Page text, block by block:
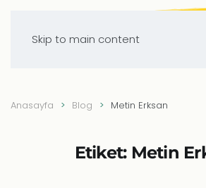
Skip to main content
Anasayfa Blog Metin Erksan
Etiket: Metin